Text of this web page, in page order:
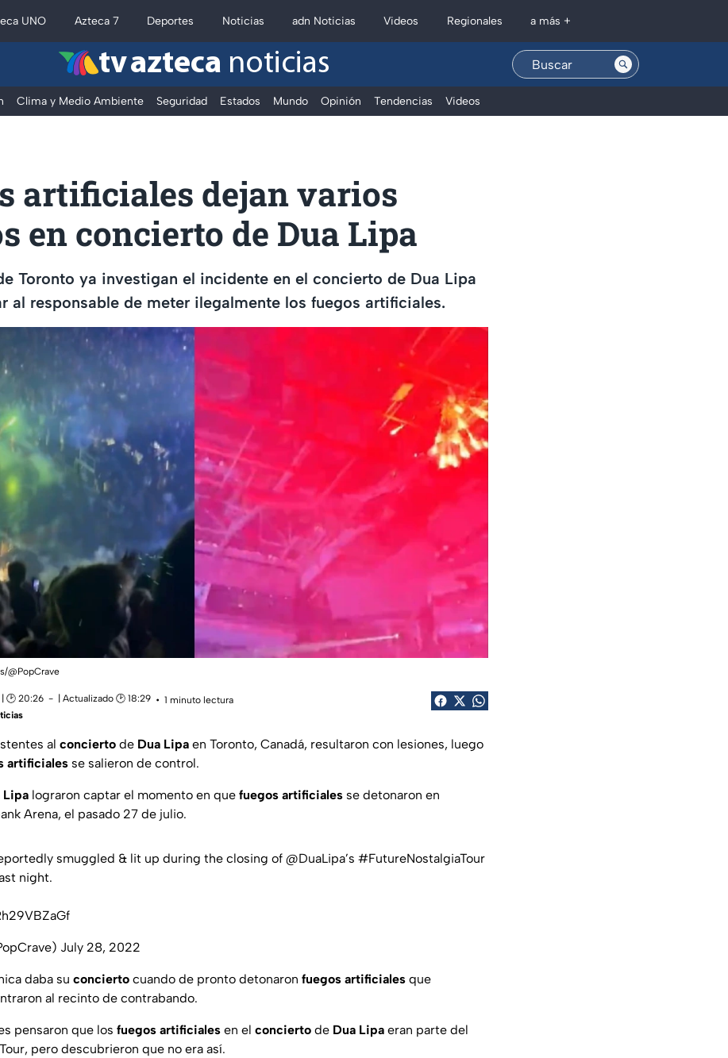
UNO Azteca 7 Deportes Noticias adn Noticias Videos Regionales a más +
tv azteca noticias
Clima y Medio Ambiente Seguridad Estados Mundo Opinión Tendencias Videos
artificiales dejan varios
en concierto de Dua Lipa
Toronto ya investigan el incidente en el concierto de Dua Lipa
al responsable de meter ilegalmente los fuegos artificiales.
@PopCrave
🕑 20:26 | Actualizado 🕑 18:29
1 minuto lectura
al concierto de Dua Lipa en Toronto, Canadá, resultaron con lesiones, luego
artificiales se salieron de control.
Lipa lograron captar el momento en que fuegos artificiales se detonaron en
Arena, el pasado 27 de julio.
smuggled & lit up during the closing of @DuaLipa’s #FutureNostalgiaTour
night.
July 28, 2022
daba su concierto cuando de pronto detonaron fuegos artificiales que
al recinto de contrabando.
pensaron que los fuegos artificiales en el concierto de Dua Lipa eran parte del
pero descubrieron que no era así.